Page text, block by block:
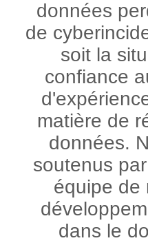
données
de
soit la
confiance
matière de
données.
soutenus
équipe de
dans le